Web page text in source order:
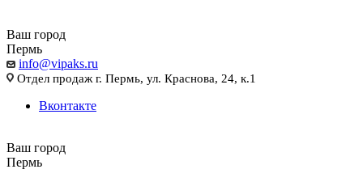
Ваш город
Пермь
info@vipaks.ru
Отдел продаж г. Пермь, ул. Краснова, 24, к.1
Вконтакте
Ваш город
Пермь